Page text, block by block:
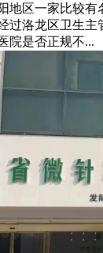
地区一家比较有
过洛龙区卫生主
院是否正规不...